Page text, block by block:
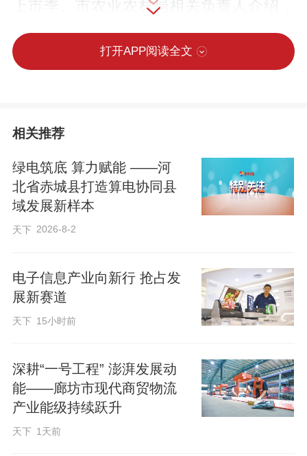
上市季。市农业农村局相关负责人介绍，
我市供京蔬菜占北京主要批发市场的份额
连续三年保持上升态势，2023年至2025年
现蔬菜增产20万吨、总产量达到610万吨，
的餐桌。
政策护航，十六条举措全链发力
打开APP阅读全文
相关推荐
绿电筑底 算力赋能 ——河
北省赤城县打造算电协同县
域发展新样本
天下 2026-8-2
电子信息产业向新行 抢占发
展新赛道
天下 15小时前
深耕“一号工程” 澎湃发展动
能——廊坊市现代商贸物流
产业能级持续跃升
天下 1天前